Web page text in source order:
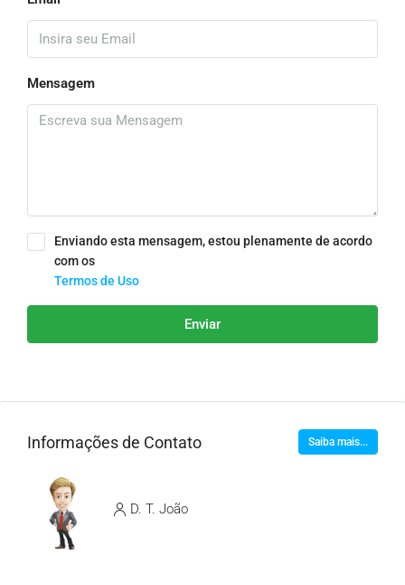
Mensagem
Enviando esta mensagem, estou plenamente de acordo
com os
Termos de Uso
Enviar
Informações de Contato Saiba mais...
D. T. João